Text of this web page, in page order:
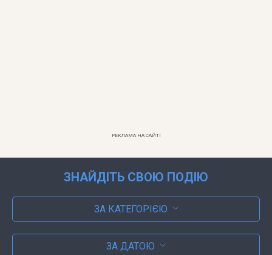
РЕКЛАМА НА САЙТІ
ЗНАЙДІТЬ СВОЮ ПОДІЮ
ЗА КАТЕГОРІЄЮ
ЗА ДАТОЮ